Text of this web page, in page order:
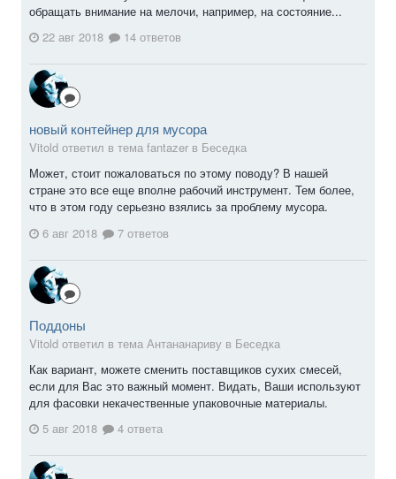
обращать внимание на мелочи, например, на состояние...
22 авг 2018
14 ответов
новый контейнер для мусора
Vitold ответил в тема fantazer в Беседка
Может, стоит пожаловаться по этому поводу? В нашей
стране это все еще вполне рабочий инструмент. Тем более,
что в этом году серьезно взялись за проблему мусора.
6 авг 2018
7 ответов
Поддоны
Vitold ответил в тема Антананариву в Беседка
Как вариант, можете сменить поставщиков сухих смесей,
если для Вас это важный момент. Видать, Ваши используют
для фасовки некачественные упаковочные материалы.
5 авг 2018
4 ответа